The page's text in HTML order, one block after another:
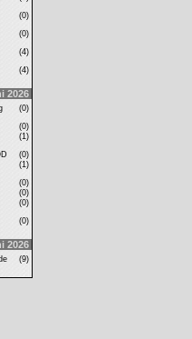
(0)
(0)
(4)
(4)
2026
(0)
(0)
(1)
(0)
(1)
(0)
(0)
(0)
(0)
2026
(9)